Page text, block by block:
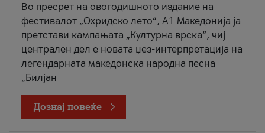
Во пресрет на овогодишното издание на
фестивалот „Охридско лето“, А1 Македонија ја
претстави кампањата „Културна врска“, чиј
централен дел е новата џез-интерпретација на
легендарната македонска народна песна
„Билјан
Дознај повеќе